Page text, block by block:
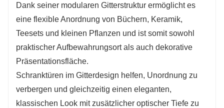
Dank seiner modularen Gitterstruktur ermöglicht es
eine flexible Anordnung von Büchern, Keramik,
Teesets und kleinen Pflanzen und ist somit sowohl
praktischer Aufbewahrungsort als auch dekorative
Präsentationsfläche.
Schranktüren im Gitterdesign helfen, Unordnung zu
verbergen und gleichzeitig einen eleganten,
klassischen Look mit zusätzlicher optischer Tiefe zu